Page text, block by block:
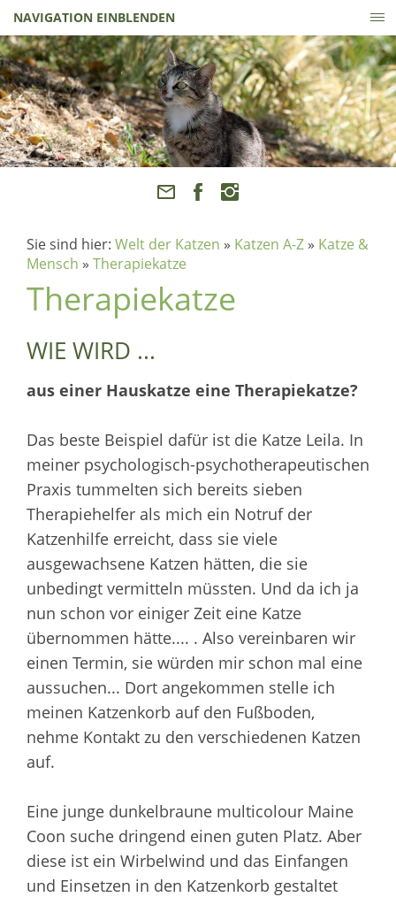
NAVIGATION EINBLENDEN
Sie sind hier: Welt der Katzen » Katzen A-Z » Katze &
Mensch » Therapiekatze
Therapiekatze
WIE WIRD ...
aus einer Hauskatze eine Therapiekatze?
Das beste Beispiel dafür ist die Katze Leila. In
meiner psychologisch-psychotherapeutischen
Praxis tummelten sich bereits sieben
Therapiehelfer als mich ein Notruf der
Katzenhilfe erreicht, dass sie viele
ausgewachsene Katzen hätten, die sie
unbedingt vermitteln müssten. Und da ich ja
nun schon vor einiger Zeit eine Katze
übernommen hätte.... . Also vereinbaren wir
einen Termin, sie würden mir schon mal eine
aussuchen... Dort angekommen stelle ich
meinen Katzenkorb auf den Fußboden,
nehme Kontakt zu den verschiedenen Katzen
auf.
Eine junge dunkelbraune multicolour Maine
Coon suche dringend einen guten Platz. Aber
diese ist ein Wirbelwind und das Einfangen
und Einsetzen in den Katzenkorb gestaltet